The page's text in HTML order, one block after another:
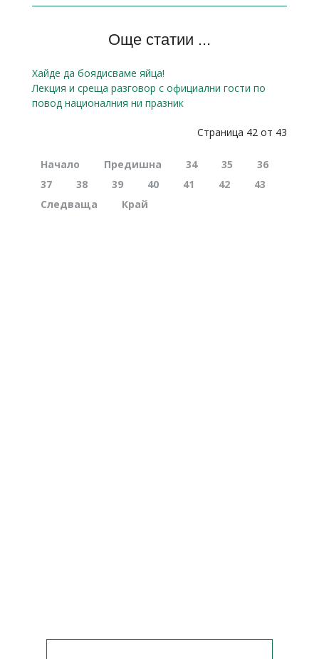
Още статии ...
Хайде да боядисваме яйца!
Лекция и среща разговор с официални гости по
повод националния ни празник
Страница 42 от 43
Начало Предишна 34 35
36
37
38 39 40 41 42
43
Следваща
Край